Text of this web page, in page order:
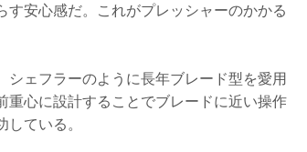
安心感だ。これがプレッシャーのかかる
ェフラーのように長年ブレード型を愛用
重心に設計することでブレードに近い操作
ている。